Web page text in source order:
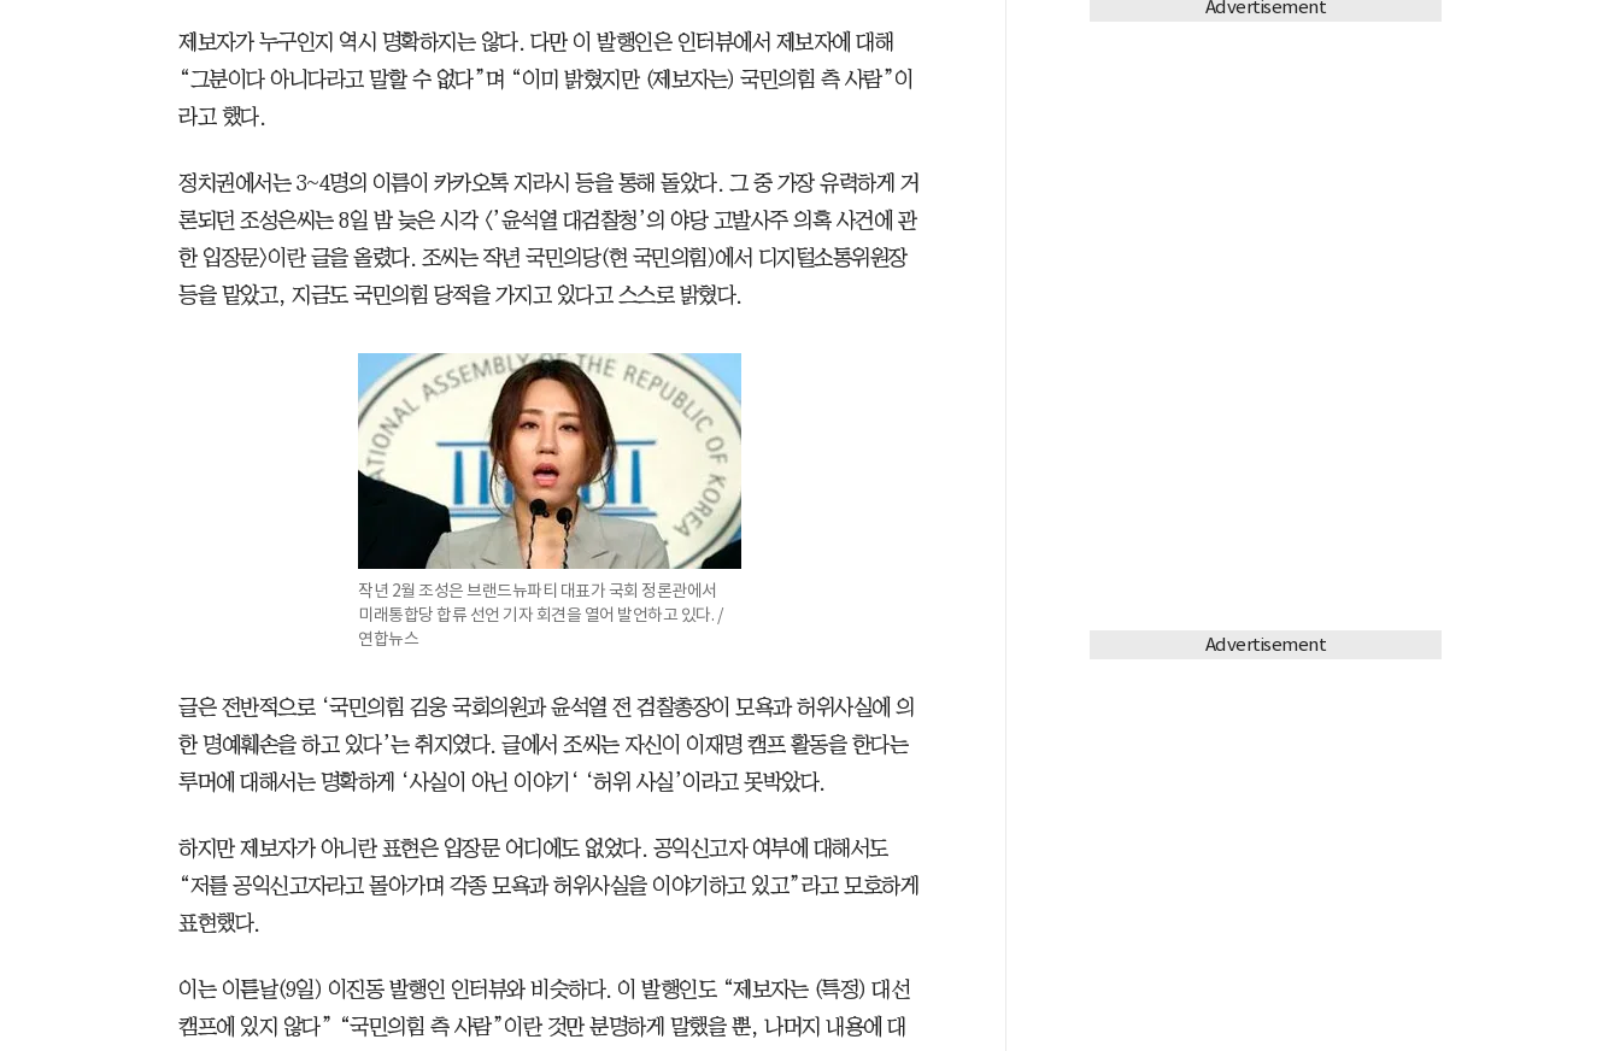
제보자가 누구인지 역시 명확하지는 않다. 다만 이 발행인은 인터뷰에서 제보자에 대해
“그분이다 아니다라고 말할 수 없다”며 “이미 밝혔지만 (제보자는) 국민의힘 측 사람”이
라고 했다.
정치권에서는 3~4명의 이름이 카카오톡 지라시 등을 통해 돌았다. 그 중 가장 유력하게 거
론되던 조성은씨는 8일 밤 늦은 시각 <’윤석열 대검찰청’의 야당 고발사주 의혹 사건에 관
한 입장문>이란 글을 올렸다. 조씨는 작년 국민의당(현 국민의힘)에서 디지털소통위원장
등을 맡았고, 지금도 국민의힘 당적을 가지고 있다고 스스로 밝혔다.
작년 2월 조성은 브랜드뉴파티 대표가 국회 정론관에서
미래통합당 합류 선언 기자 회견을 열어 발언하고 있다. /
연합뉴스
글은 전반적으로 ‘국민의힘 김웅 국회의원과 윤석열 전 검찰총장이 모욕과 허위사실에 의
한 명예훼손을 하고 있다’는 취지였다. 글에서 조씨는 자신이 이재명 캠프 활동을 한다는
루머에 대해서는 명확하게 ‘사실이 아닌 이야기‘ ‘허위 사실’이라고 못박았다.
하지만 제보자가 아니란 표현은 입장문 어디에도 없었다. 공익신고자 여부에 대해서도
“저를 공익신고자라고 몰아가며 각종 모욕과 허위사실을 이야기하고 있고”라고 모호하게
표현했다.
이는 이튿날(9일) 이진동 발행인 인터뷰와 비슷하다. 이 발행인도 “제보자는 (특정) 대선
캠프에 있지 않다” “국민의힘 측 사람”이란 것만 분명하게 말했을 뿐, 나머지 내용에 대